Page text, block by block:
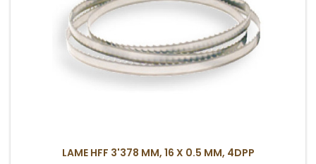
LAME HFF 3'378 MM, 16 X 0.5 MM, 4DPP